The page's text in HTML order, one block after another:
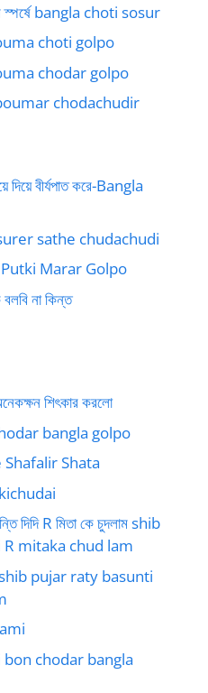
স্পর্ষে bangla choti sosur
choti golpo
chodar golpo
boumar chodachudir
দিয়ে বীর্যপাত করে-Bangla
sathe chudachudi
Putki Marar Golpo
না কিন্ত
শিৎকার করলো
bangla golpo
Shafalir Shata
দিদি R মিতা কে চুদলাম shib
mitaka chud lam
shib pujar raty basunti
bon chodar bangla